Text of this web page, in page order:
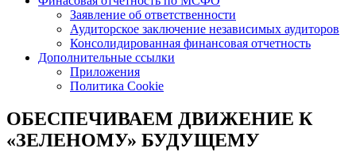
Заявление об ответственности
Аудиторское заключение независимых аудиторов
Консолидированная финансовая отчетность
Дополнительные ссылки
Приложения
Политика Cookie
ОБЕСПЕЧИВАЕМ ДВИЖЕНИЕ К
«ЗЕЛЕНОМУ» БУДУЩЕМУ